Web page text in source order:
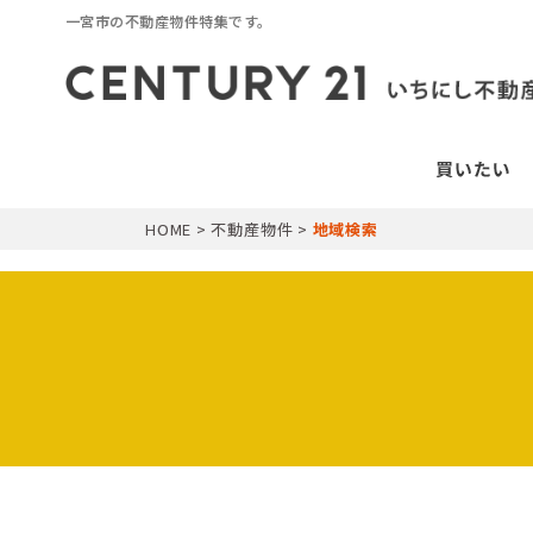
一宮市の不動産物件特集です。
HOME >不動産物件 > 地域検索